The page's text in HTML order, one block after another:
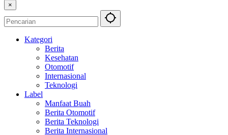
×
Kategori
Berita
Kesehatan
Otomotif
Internasional
Teknologi
Label
Manfaat Buah
Berita Otomotif
Berita Teknologi
Berita Internasional